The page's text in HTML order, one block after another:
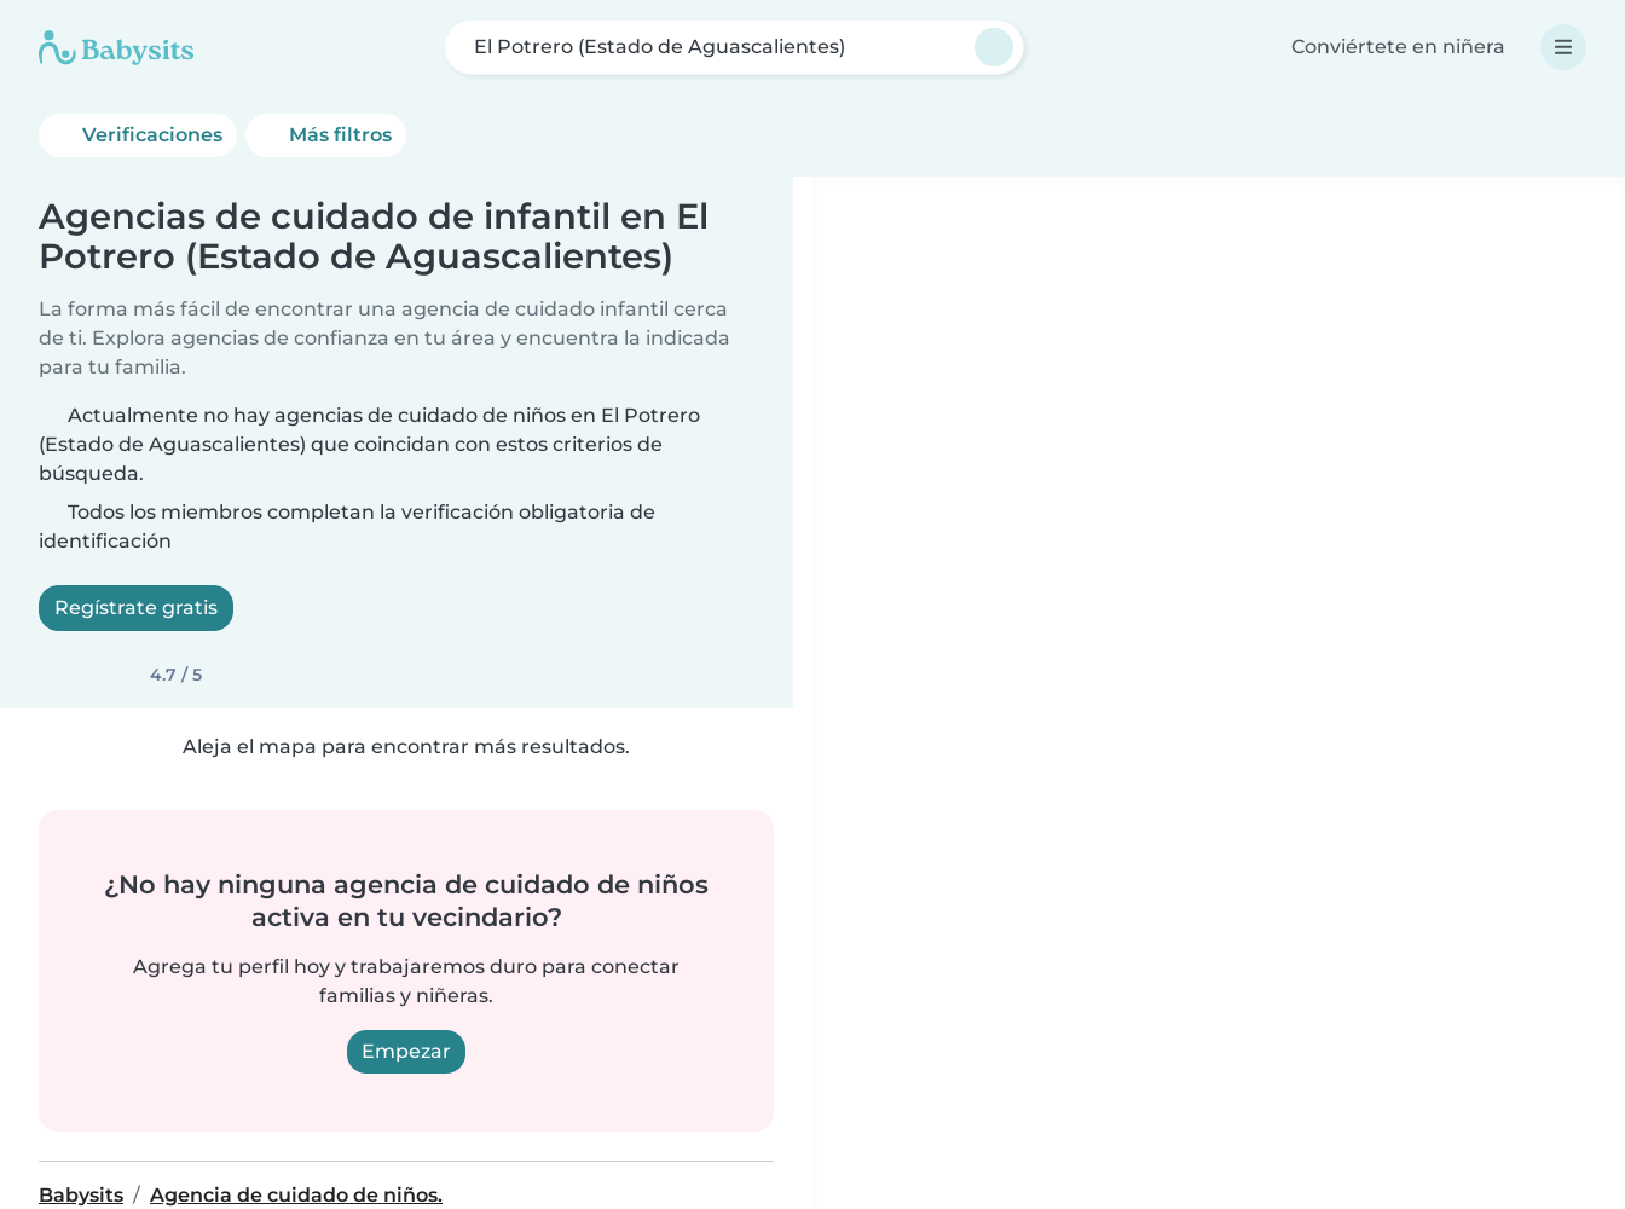
El Potrero (Estado de Aguascalientes) Conviértete en niñera
Verificaciones Más filtros
Agencias de cuidado de infantil en El
Potrero (Estado de Aguascalientes)
La forma más fácil de encontrar una agencia de cuidado infantil cerca
de ti. Explora agencias de confianza en tu área y encuentra la indicada
para tu familia.
Actualmente no hay agencias de cuidado de niños en El Potrero
(Estado de Aguascalientes) que coincidan con estos criterios de
búsqueda.
Todos los miembros completan la verificación obligatoria de
identificación
Regístrate gratis
4.7 / 5
Aleja el mapa para encontrar más resultados.
¿No hay ninguna agencia de cuidado de niños
activa en tu vecindario?
Agrega tu perfil hoy y trabajaremos duro para conectar
familias y niñeras.
Empezar
Babysits
Agencia de cuidado de niños.